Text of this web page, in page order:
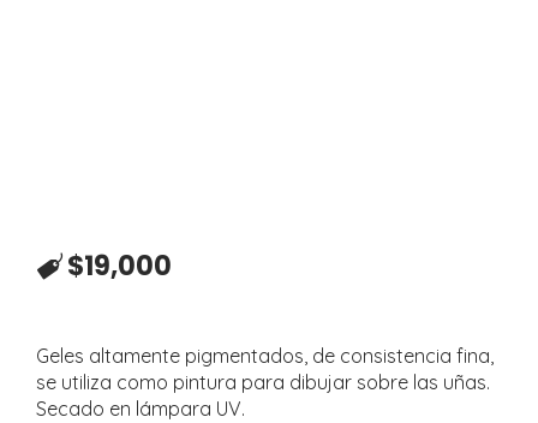
$19,000
Geles altamente pigmentados, de consistencia fina,
se utiliza como pintura para dibujar sobre las uñas.
Secado en lámpara UV.